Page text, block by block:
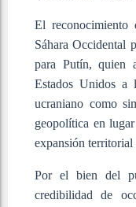
El
Sáhara Occidental
para Putín, quien
Estados Unidos a
ucraniano como
geopolítica en
expansión territorial
Por el bien del
credibilidad de